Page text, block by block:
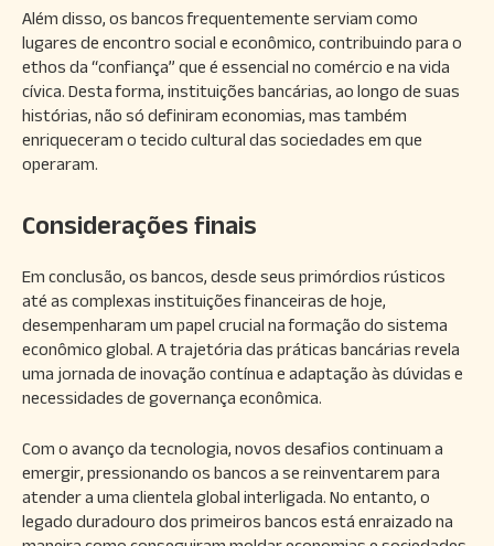
Além disso, os bancos frequentemente serviam como
lugares de encontro social e econômico, contribuindo para o
ethos da “confiança” que é essencial no comércio e na vida
cívica. Desta forma, instituições bancárias, ao longo de suas
histórias, não só definiram economias, mas também
enriqueceram o tecido cultural das sociedades em que
operaram.
Considerações finais
Em conclusão, os bancos, desde seus primórdios rústicos
até as complexas instituições financeiras de hoje,
desempenharam um papel crucial na formação do sistema
econômico global. A trajetória das práticas bancárias revela
uma jornada de inovação contínua e adaptação às dúvidas e
necessidades de governança econômica.
Com o avanço da tecnologia, novos desafios continuam a
emergir, pressionando os bancos a se reinventarem para
atender a uma clientela global interligada. No entanto, o
legado duradouro dos primeiros bancos está enraizado na